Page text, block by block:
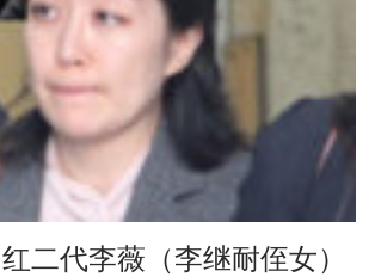
二代李薇（李继耐侄女）